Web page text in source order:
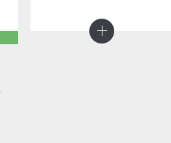
地，能很好的绿化和美化环
境。 黑心菊的适应能力很